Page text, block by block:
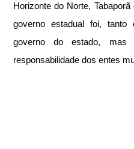
Horizonte do Norte,
governo estadual foi, tanto
governo do estado,
responsabilidade dos entes